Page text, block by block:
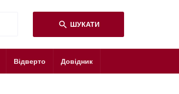
search ШУКАТИ
Відверто Довідник